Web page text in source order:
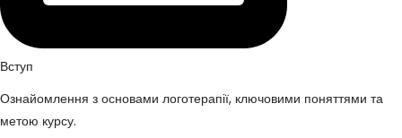
Вступ
Ознайомлення з основами логотерапії, ключовими поняттями та
метою курсу.